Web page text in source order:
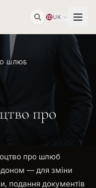
UK
ШЛЮБ
про
про шлюб
— для зміни
подання документів